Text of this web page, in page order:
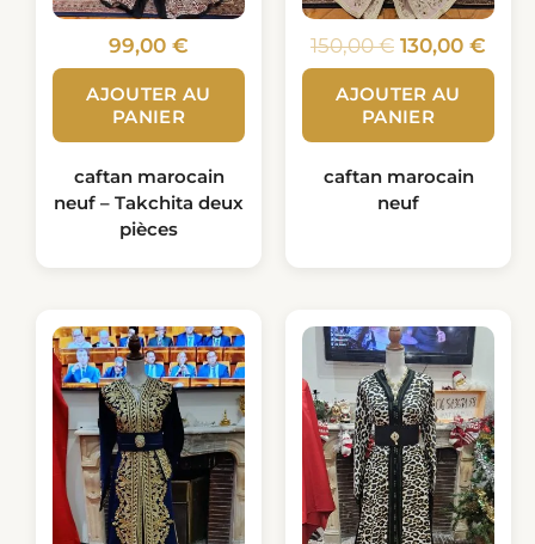
99,00 €
AJOUTER AU
PANIER
caftan marocain
neuf – Takchita deux
pièces
150,00€ 130,00 €
AJOUTER AU
PANIER
caftan marocain
neuf